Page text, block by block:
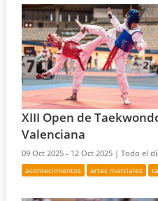
XIII Open de
Valenciana
09 Oct 2025 - 12 Oct 2025 |Todo el
acontecimientos artes marciales